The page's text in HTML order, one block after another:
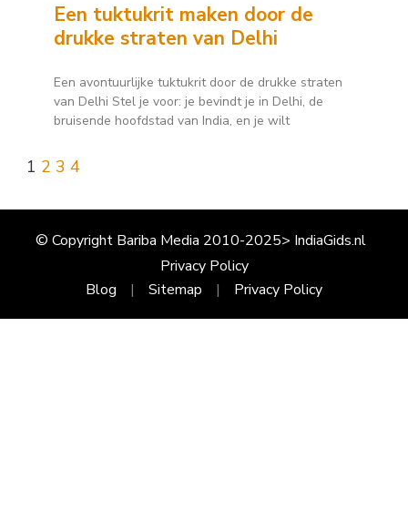
Een tuktukrit maken door de
drukke straten van Delhi
Een avontuurlijke tuktukrit door de drukke straten
van Delhi Stel je voor: je bevindt je in Delhi, de
bruisende hoofdstad van India, en je wilt
1 2 3 4
© Copyright Bariba Media 2010-2025> IndiaGids.nl
Privacy Policy
Blog
Sitemap Privacy Policy